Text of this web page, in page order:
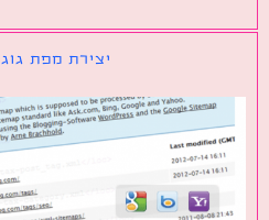
יצירת מפת גוגל